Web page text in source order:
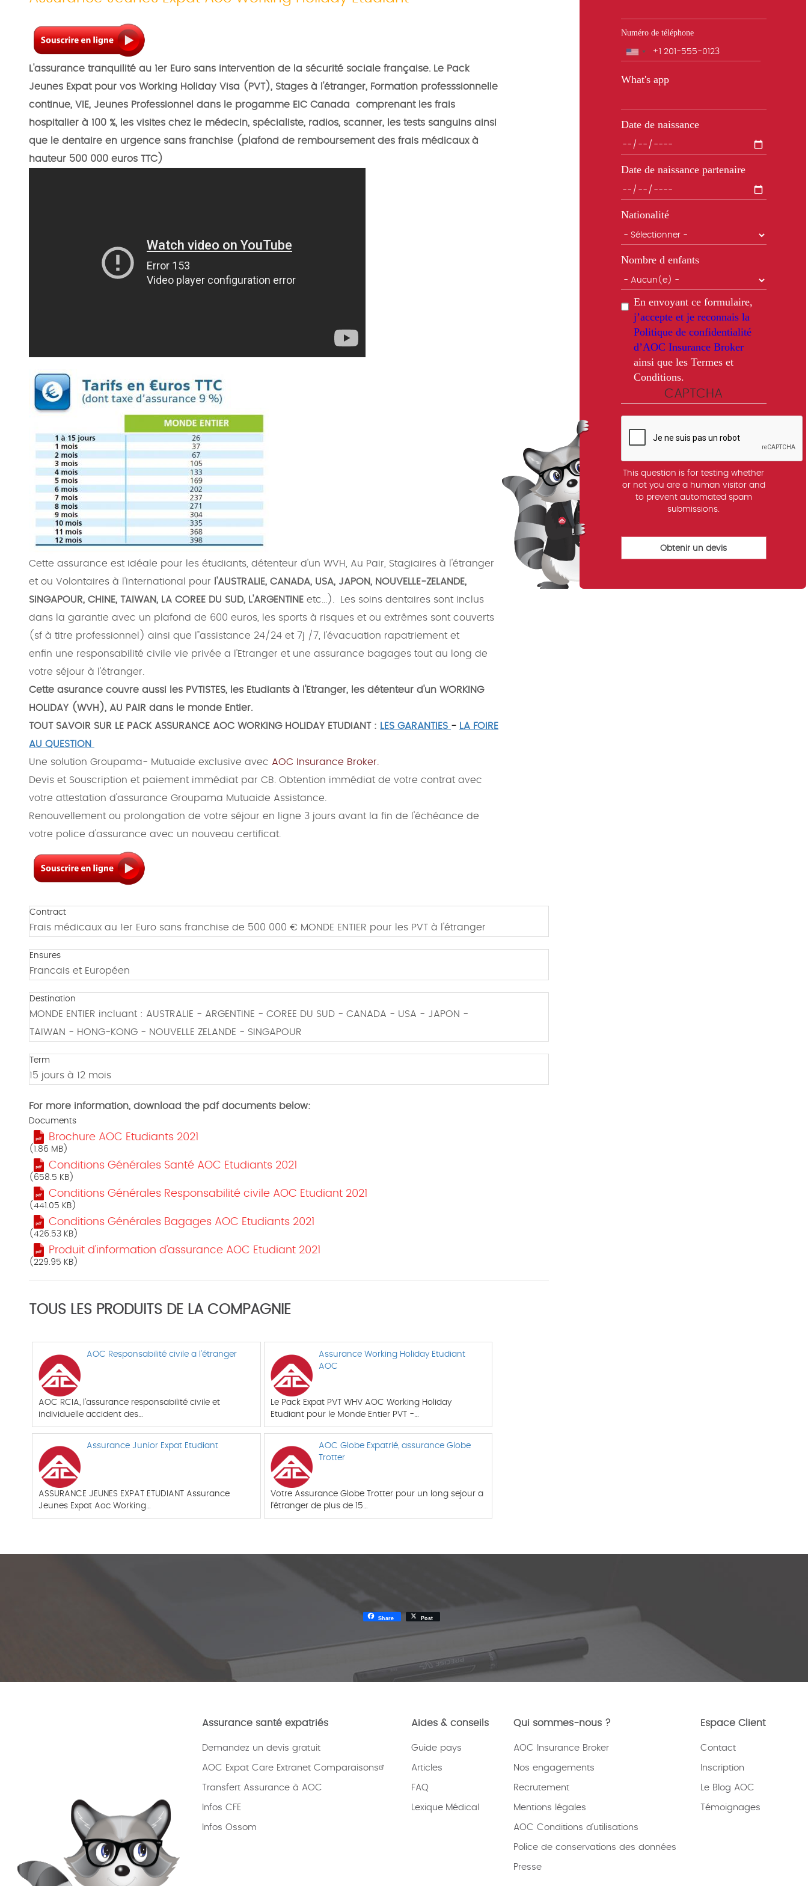
L'assurance tranquilité au 1er Euro sans intervention de la sécurité sociale française. Le Pack
Jeunes Expat pour vos Working Holiday Visa (PVT), Stages à l'étranger, Formation professsionnelle
continue, VIE, Jeunes Professionnel dans le progamme EIC Canada comprenant les frais
hospitalier à 100 %, les visites chez le médecin, spécialiste, radios, scanner, les tests sanguins ainsi
que le dentaire en urgence sans franchise (plafond de remboursement des frais médicaux à
hauteur 500 000 euros TTC)
Cette assurance est idéale pour les étudiants, détenteur d'un WVH, Au Pair, Stagiaires à l'étranger
et ou Volontaires à l'international pour
l'AUSTRALIE, CANADA, USA, JAPON, NOUVELLE-ZELANDE,
SINGAPOUR, CHINE, TAIWAN, LA COREE DU SUD, L'ARGENTINE etc...). Les soins dentaires sont inclus
dans la garantie avec un plafond de 600 euros, les sports à risques et ou extrêmes sont couverts
(sf à titre professionnel) ainsi que l"assistance 24/24 et 7j /7, l'évacuation rapatriement et
enfin une responsabilité civile vie privée a l'Etranger et une assurance bagages tout au long de
votre séjour à l'étranger.
Cette asurance couvre aussi les PVTISTES, les Etudiants à l'Etranger, les détenteur d'un WORKING
HOLIDAY (WVH), AU PAIR dans le monde Entier.
TOUT SAVOIR SUR LE PACK ASSURANCE AOC WORKING HOLIDAY ETUDIANT : LES GARANTIES - LA FOIRE
AU QUESTION
Une solution Groupama- Mutuaide exclusive avec AOC Insurance Broker.
Devis et Souscription et paiement immédiat par CB. Obtention immédiat de votre contrat avec
votre attestation d'assurance Groupama Mutuaide Assistance.
Renouvellement ou prolongation de votre séjour en ligne 3 jours avant la fin de l'échéance de
votre police d'assurance avec un nouveau certificat.
Contract
Frais médicaux au 1er Euro sans franchise de 500 000 € MONDE ENTIER pour les PVT à l'étranger
Ensures
Francais et Européen
Destination
MONDE ENTIER incluant : AUSTRALIE - ARGENTINE - COREE DU SUD - CANADA - USA - JAPON -
TAIWAN - HONG-KONG - NOUVELLE ZELANDE - SINGAPOUR
Term
15 jours à 12 mois
For more information, download the pdf documents below:
Documents
Brochure AOC Etudiants 2021
(1.86 MB)
Conditions Générales Santé AOC Etudiants 2021
(658.5 KB)
Conditions Générales Responsabilité civile AOC Etudiant 2021
(441.05 KB)
Conditions Générales Bagages AOC Etudiants 2021
(426.53 KB)
Produit d'information d'assurance AOC Etudiant 2021
(229.95 KB)
TOUS LES PRODUITS DE LA COMPAGNIE
AOC Responsabilité civile a l'étranger
AOC RCIA, l'assurance responsabilité civile et
individuelle accident des…
Assurance Working Holiday Etudiant
AOC
Le Pack Expat PVT WHV AOC Working Holiday
Etudiant pour le Monde Entier PVT -…
Assurance Junior Expat Etudiant
ASSURANCE JEUNES EXPAT ETUDIANT Assurance
Jeunes Expat Aoc Working…
AOC Globe Expatrié, assurance Globe
Trotter
Votre Assurance Globe Trotter pour un long sejour a
l'étranger de plus de 15…
Numéro de téléphone
Téléphone
What's app
Date de naissance
Date de naissance partenaire
Nationalité
Nombre d enfants
En envoyant ce formulaire,
j’accepte et je reconnais la
Politique de confidentialité
d’AOC Insurance Broker
ainsi que les Termes et
Conditions.
CAPTCHA
This question is for testing whether
or not you are a human visitor and
to prevent automated spam
submissions.
Share Post
Assurance santé expatriés
Demandez un devis gratuit
AOC Expat Care Extranet Comparaisons
Transfert Assurance à AOC
Infos CFE
Infos Ossom
Aides & conseils
Guide pays
Articles
FAQ
Lexique Médical
Qui sommes-nous ?
AOC Insurance Broker
Nos engagements
Recrutement
Mentions légales
AOC Conditions d’utilisations
Police de conservations des données
Presse
Espace Client
Contact
Inscription
Le Blog AOC
Témoignages